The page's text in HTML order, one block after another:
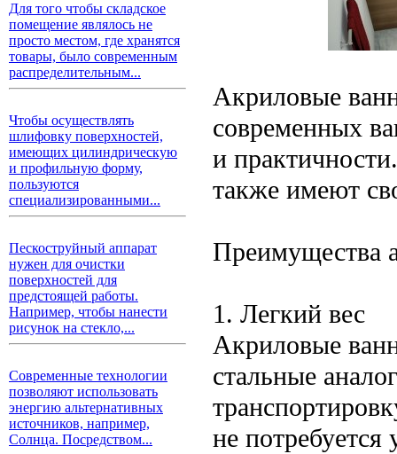
Для того чтобы складское
помещение являлось не
просто местом, где хранятся
товары, было современным
распределительным...
Чтобы осуществлять
шлифовку поверхностей,
имеющих цилиндрическую
и профильную форму,
пользуются
специализированными...
Пескоструйный аппарат
нужен для очистки
поверхностей для
предстоящей работы.
Например, чтобы нанести
рисунок на стекло,...
Современные технологии
позволяют использовать
энергию альтернативных
источников, например,
Солнца. Посредством...
Акриловые
современных
и
также имеют
Преимущества
1. Легкий вес
Акриловые
стальные
не